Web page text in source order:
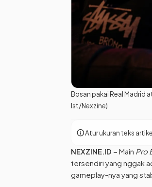
Bosan pakai Real Madrid
Ist/Nexzine)
infoAtur ukuran teks
NEXZINE.ID – Main Pro
tersendiri yang nggak
gameplay-nya yang